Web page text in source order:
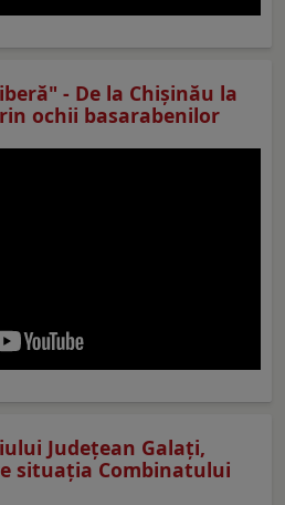
- De la Chișinău la
ochii basarabenilor
Judeţean Galaţi,
situaţia Combinatului